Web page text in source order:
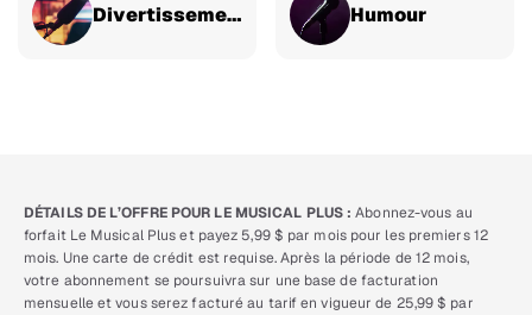
Divertissement Humour
DÉTAILS DE L’OFFRE POUR LE MUSICAL PLUS : Abonnez-vous au
forfait Le Musical Plus et payez 5,99 $ par mois pour les premiers 12
mois. Une carte de crédit est requise. Après la période de 12 mois,
votre abonnement se poursuivra sur une base de facturation
mensuelle et vous serez facturé au tarif en vigueur de 25,99 $ par